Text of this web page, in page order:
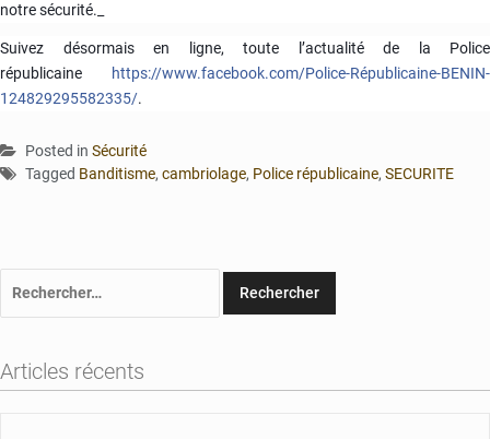
notre sécurité._
Suivez désormais en ligne, toute l’actualité de la Police
républicaine
https://www.facebook.com/Police-Républicaine-BENIN-
124829295582335/.
Posted in Sécurité
Tagged Banditisme, cambriolage, Police républicaine, SECURITE
Articles récents